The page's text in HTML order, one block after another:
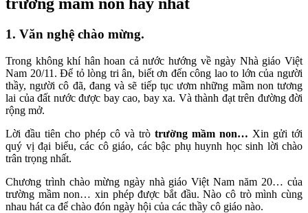
trường mầm non hay nhất
1. Văn nghệ chào mừng.
Trong không khí hân hoan cả nước hướng về ngày Nhà giáo Việt
Nam 20/11. Để tỏ lòng tri ân, biết ơn đến công lao to lớn của người
thầy, người cô đã, đang và sẽ tiếp tục ươm những mầm non tương
lai của đất nước được bay cao, bay xa. Và thành đạt trên đường đời
rộng mở.
Lời đầu tiên cho phép cô và trò trường mầm non… Xin gửi tới
quý vị đại biểu, các cô giáo, các bậc phụ huynh học sinh lời chào
trân trọng nhất.
Chương trình chào mừng ngày nhà giáo Việt Nam năm 20… của
trường mầm non… xin phép được bắt đầu. Nào cô trò mình cùng
nhau hát ca để chào đón ngày hội của các thầy cô giáo nào.